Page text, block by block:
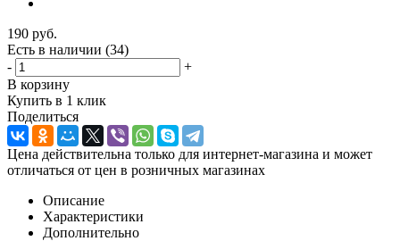
190 руб.
Есть в наличии (34)
-
+
В корзину
Купить в 1 клик
Поделиться
Цена действительна только для интернет-магазина и может
отличаться от цен в розничных магазинах
Описание
Характеристики
Дополнительно